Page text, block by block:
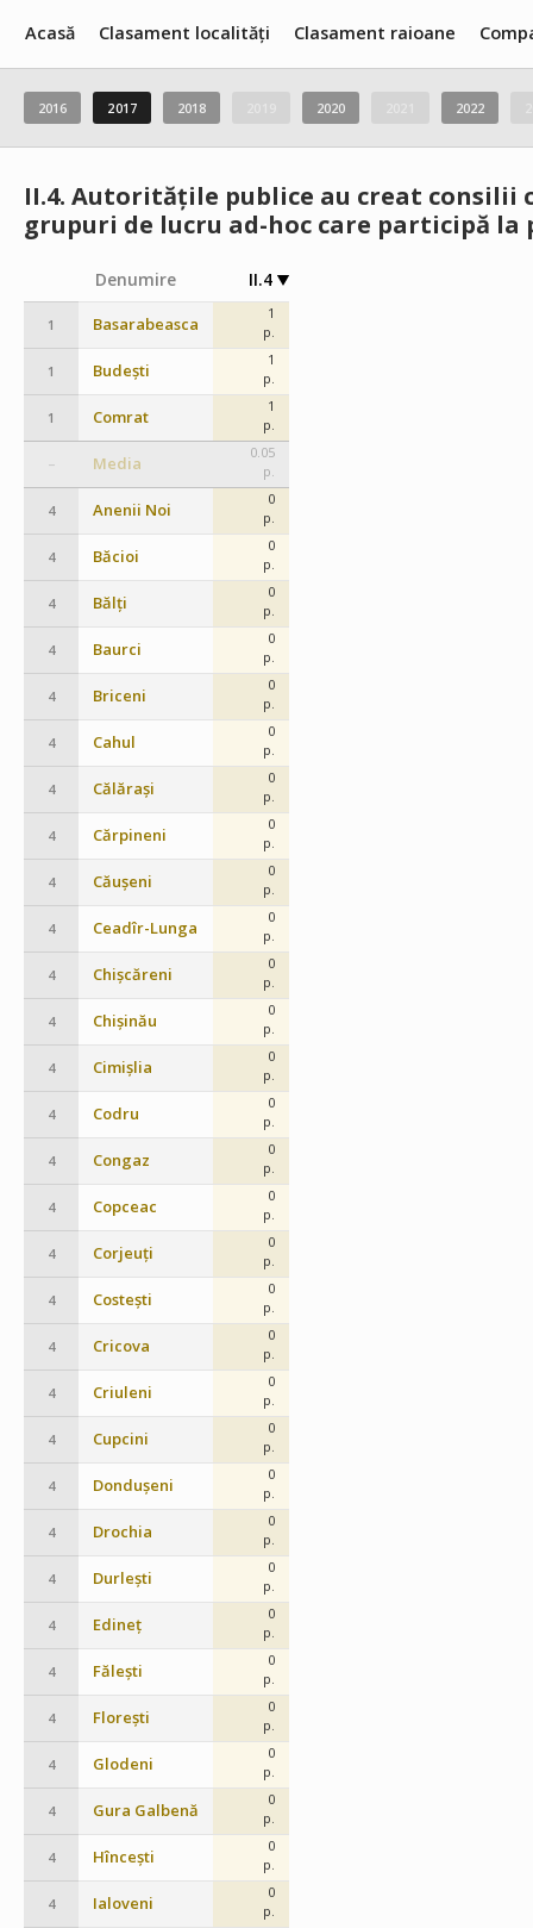
Acasă Clasament localități Clasament raioane
2016 2017 2018 2020 2022
II.4. Autoritățile publice au creat consilii
grupuri de lucru ad-hoc care participă la
Denumire II.4
1 Basarabeasca
1
p.
1 Budești
1
p.
1 Comrat
1
p.
– Media
0.05
p.
4 Anenii Noi
0
p.
4 Băcioi
0
p.
4 Bălți
0
p.
4 Baurci
0
p.
4 Briceni
0
p.
4 Cahul
0
p.
4 Călărași
0
p.
4 Cărpineni
0
p.
4 Căușeni
0
p.
4 Ceadîr-Lunga
0
p.
4 Chișcăreni
0
p.
4 Chișinău
0
p.
4 Cimișlia
0
p.
4 Codru
0
p.
4 Congaz
0
p.
4 Copceac
0
p.
4 Corjeuți
0
p.
4 Costești
0
p.
4 Cricova
0
p.
4 Criuleni
0
p.
4 Cupcini
0
p.
4 Dondușeni
0
p.
4 Drochia
0
p.
4 Durlești
0
p.
4 Edineț
0
p.
4 Fălești
0
p.
4 Florești
0
p.
4 Glodeni
0
p.
4 Gura Galbenă
0
p.
4 Hîncești
0
p.
4 Ialoveni
0
p.